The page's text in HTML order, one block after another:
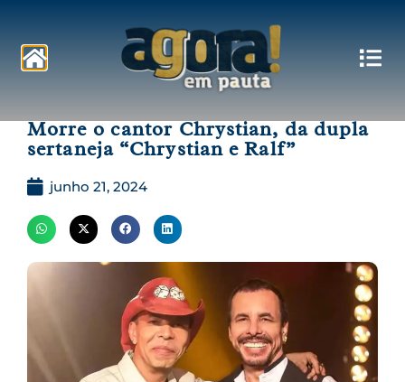
Morre o cantor Chrystian, da dupla
sertaneja “Chrystian e Ralf”
junho 21, 2024